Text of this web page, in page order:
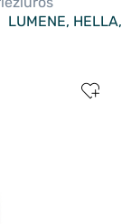
LUMENE, HELLA,